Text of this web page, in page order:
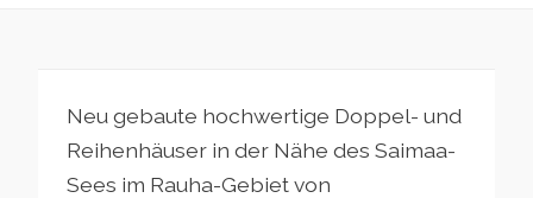
Neu gebaute hochwertige Doppel- und
Reihenhäuser in der Nähe des Saimaa-
Sees im Rauha-Gebiet von